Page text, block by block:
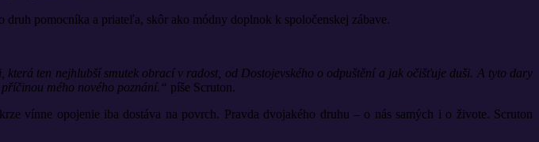
pomocníka a priateľa, skôr ako módny doplnok k spoločenskej zábave.
ten nejhlubší smutek obrací v radost, od Dostojevského o odpuštění a jak očišťuje duši. A tyto dary
mého nového poznání.“ píše Scruton.
vínne opojenie iba dostáva na povrch. Pravda dvojakého druhu – o nás samých i o živote. Scruton